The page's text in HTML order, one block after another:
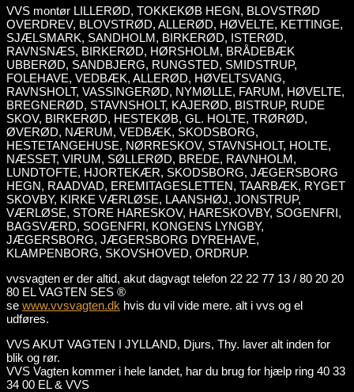
VVS montør LILLERØD, TOKKEKØB HEGN, BLOVSTRØD
OVERDREV, BLOVSTRØD, ALLERØD, HØVELTE, KETTINGE,
SJÆLSMARK, SANDHOLM, BIRKERØD, ISTERØD,
RAVNSNÆS, BIRKERØD, HØRSHOLM, BRÅDEBÆK
UBBERØD, SANDBJERG, RUNGSTED, SMIDSTRUP,
FOLEHAVE, VEDBÆK, ALLERØD, HØVELTSVANG,
RAVNSHOLT, VASSINGERØD, NYMØLLE, FARUM, HØVELTE,
BREGNERØD, STAVNSHOLT, KAJERØD, BISTRUP, RUDE
SKOV, BIRKERØD, HESTEKØB, GL. HOLTE, TRØRØD,
ØVERØD, NÆRUM, VEDBÆK, SKODSBORG,
HESTETANGEHUSE, NØRRESKOV, STAVNSHOLT, HOLTE,
NÆSSET, VIRUM, SØLLERØD, BREDE, RAVNHOLM,
LUNDTOFTE, HJORTEKÆR, SKODSBORG, JÆGERSBORG
HEGN, RAADVAD, EREMITAGESLETTEN, TAARBÆK, RYGET
SKOVBY, KIRKE VÆRLØSE, LAANSHØJ, JONSTRUP,
VÆRLØSE, STORE HARESKOV, HARESKOVBY, SOGENFRI,
BAGSVÆRD, SOGENFRI, KONGENS LYNGBY,
JÆGERSBORG, JÆGERSBORG DYREHAVE,
KLAMPENBORG, SKOVSHOVED, ORDRUP.
vvsvagten er der altid, akut dagvagt telefon 22 22 77 13 / 80 20 20
80 EL VAGTEN SES ®
se www.vvsvagten.dk hvis du vil vide mere. alt i vvs og el
udføres.
VVS AKUT VAGTEN I JYLLAND, Djurs, Thy. laver alt inden for
blik og rør.
VVS Vagten kommer i hele landet, har du brug for hjælp ring 40 33
34 00 EL & VVS